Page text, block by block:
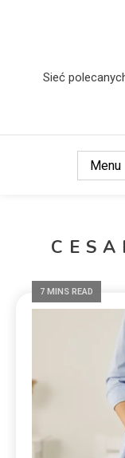
Sieć
Menu
7 MINS READ